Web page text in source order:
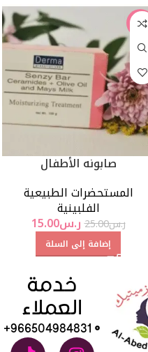
-40%
صابونه الأطفال
المستحضرات الطبيعية
الفلبينية
ر.س25.00 ر.س15.00
إضافة إلى السلة
خدمة
العملاء
966504984831+